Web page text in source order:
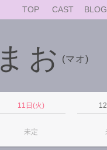
TOP CAST BLOG
まお (マオ)
11日(火)
未定